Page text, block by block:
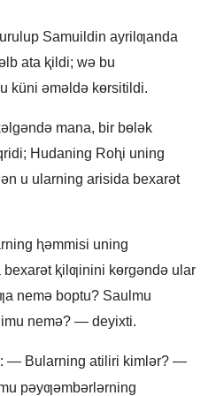
Samuildin ayrilƣanda
ata ⱪildi; wǝ bu
küni ǝmǝldǝ kɵrsitildi.
mana, bir bɵlǝk
Hudaning Roⱨi uning
u ularning arisida bexarǝt
ⱨǝmmisi uning
ⱪilƣinini kɵrgǝndǝ ular
nemǝ boptu? Saulmu
nemǝ? — deyixti.
— Bularning atiliri kimlǝr? —
pǝyƣǝmbǝrlǝrning